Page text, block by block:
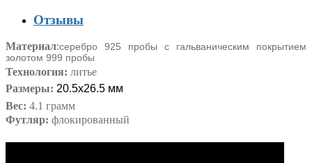
Отзывы
Материал:серебро 925 пробы с гальваническим покрытием
золотом 999 пробы
Технология: литье
Размеры: 20.5х26.5 мм
Вес: 4.1 грамм
Футляр: флокированный